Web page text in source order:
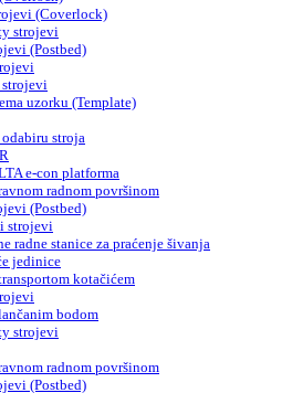
(Coverlock)
strojevi
(Postbed)
uzorku (Template)
stroja
e-con platforma
radnom površinom
(Postbed)
strojevi
radne stanice za praćenje šivanja
jedinice
kotačićem
bodom
strojevi
radnom površinom
(Postbed)